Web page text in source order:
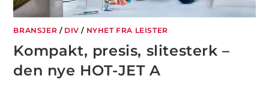
BRANSJER / DIV / NYHET FRA LEISTER
Kompakt, presis, slitesterk –
den nye HOT-JET A